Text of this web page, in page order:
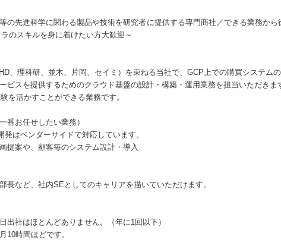
の先進科学に関わる製品や技術を研究者に提供する専門商社／できる業務か
のスキルを身に着けたい方大歓迎～
、理科研、並木、片岡、セイミ）を束ねる当社で、GCP上での購買システム
ビスを提供するためのクラウド基盤の設計・構築・運用業務を担当いただき
を活かすことができる業務です。
番お任せしたい業務）
はベンダーサイドで対応しています。
提案や、顧客毎のシステム設計・導入
長など、社内SEとしてのキャリアを描いていただけます。
出社はほとんどありません。（年に1回以下）
10時間ほどです。